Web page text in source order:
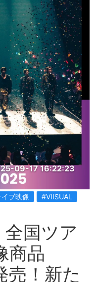
09-17 16:22:23
ブ映像 #VIISUAL
国ツア
商品
売！新た